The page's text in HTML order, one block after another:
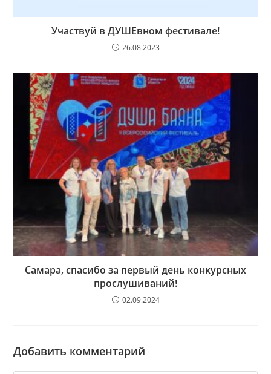
Участвуй в ДУШЕвном фестивале!
26.08.2023
Самара, спасибо за первый день конкурсных
прослушиваний!
02.09.2024
Добавить комментарий